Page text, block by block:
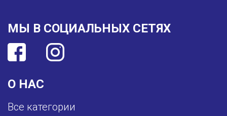
О НАС
Все категории
МЫ В СОЦИАЛЬНЫХ СЕТЯХ